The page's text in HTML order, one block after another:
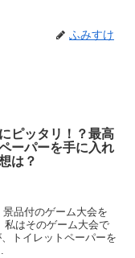
ふみすけ
ピッタリ！？最高
ーパーを手に入れ
は？
品付のゲーム大会を
私はそのゲーム大会で
トイレットペーパーを